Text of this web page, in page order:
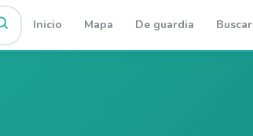
Inicio Mapa De guardia Buscar